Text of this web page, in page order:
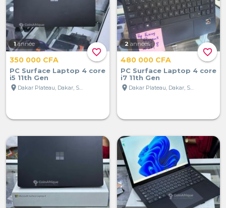
favorite_border
1 année
350 000 CFA
PC Surface Laptop 4 core
i5 11th Gen
location_on
Dakar Plateau, Dakar, Sénégal
favorite_border
2 années
480 000 CFA
PC Surface Laptop 4 core
i7 11th Gen
location_on
Dakar Plateau, Dakar, Sénégal